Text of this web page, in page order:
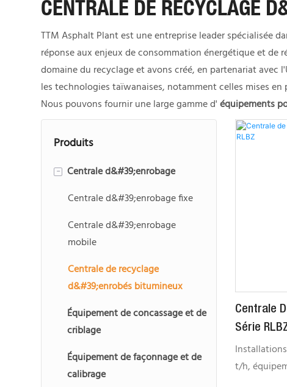
CENTRALE DE RECYCLAGE
TTM Asphalt Plant est une entreprise leader spécialisée
réponse aux enjeux de consommation énergétique et
domaine du recyclage et avons créé, en partenariat avec
les technologies taïwanaises, notamment celles mises
Nous pouvons fournir une large gamme d'équipements
Produits
- Centrale d&#39;enrobage
Centrale d&#39;enrobage fixe
Centrale d&#39;enrobage
mobile
Centrale de recyclage
d&#39;enrobés bitumineux
Équipement de concassage et de
criblage
Équipement de façonnage et de
calibrage
Centrale
Série
t/h,